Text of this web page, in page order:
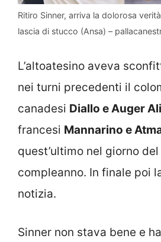
Ritiro Sinner, arriva la dolorosa
lascia di stucco (Ansa) –
L’altoatesino aveva
nei turni precedenti il
canadesi Diallo e Auger
francesi Mannarino e
quest’ultimo nel giorno
compleanno. In finale poi
notizia.
Sinner non stava bene e